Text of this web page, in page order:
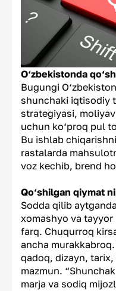
O‘zbekistonda
Bugungi
shunchaki iqtisodiy
strategiyasi,
uchun ko‘proq pul
Bu ishlab
rastalarda
voz kechib, brend
Qo‘shilgan qiymat
Sodda qilib
xomashyo va
farq. Chuqurroq
ancha
qadoq, dizayn,
mazmun.
marja va sodiq